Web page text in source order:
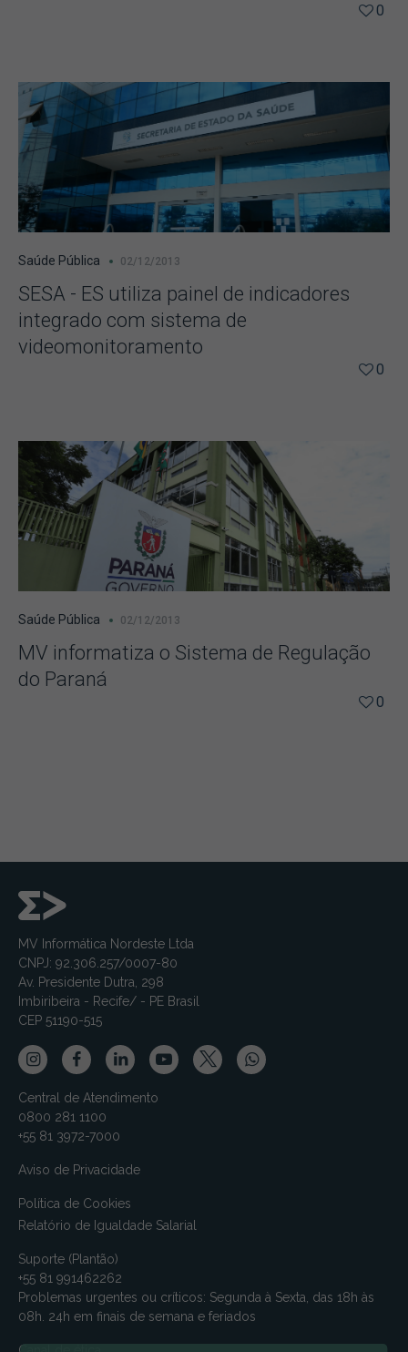
0
Saúde Pública 02/12/2013
SESA - ES utiliza painel de indicadores
integrado com sistema de
videomonitoramento
0
Saúde Pública 02/12/2013
MV informatiza o Sistema de Regulação
do Paraná
0
MV Informática Nordeste Ltda
CNPJ: 92.306.257/0007-80
Av. Presidente Dutra, 298
Imbiribeira - Recife/ - PE Brasil
CEP 51190-515
Central de Atendimento
0800 281 1100
+55 81 3972-7000
Aviso de Privacidade
Política de Cookies
Relatório de Igualdade Salarial
Suporte (Plantão)
+55 81 991462262
Problemas urgentes ou críticos: Segunda à Sexta, das 18h às
08h. 24h em finais de semana e feriados